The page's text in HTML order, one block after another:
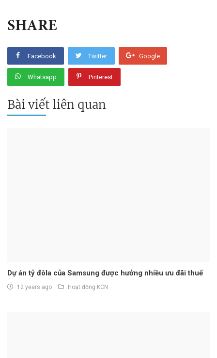
SHARE
Facebook Twitter Google
Whatsapp Pinterest
Bài viết liên quan
Dự án tỷ đôla của Samsung được hưởng nhiều ưu đãi thuế
12 years ago Hoạt động KCN